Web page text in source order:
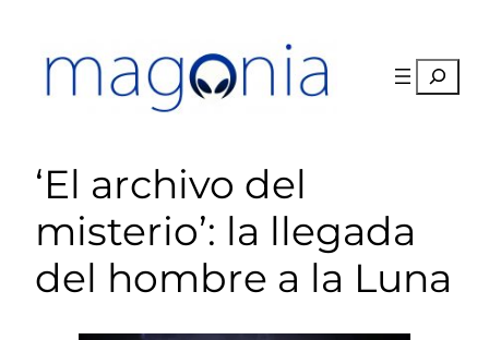
contenido
Buscar
‘El archivo del
misterio’: la llegada
del hombre a la Luna